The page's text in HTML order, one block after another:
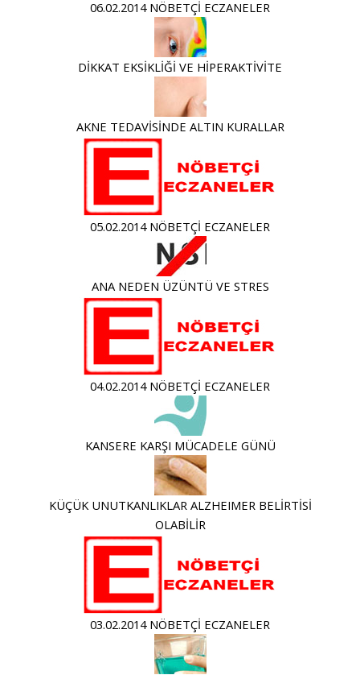
06.02.2014 NÖBETÇİ ECZANELER
DİKKAT EKSİKLİĞİ VE HİPERAKTİVİTE
AKNE TEDAVİSİNDE ALTIN KURALLAR
05.02.2014 NÖBETÇİ ECZANELER
ANA NEDEN ÜZÜNTÜ VE STRES
04.02.2014 NÖBETÇİ ECZANELER
KANSERE KARŞI MÜCADELE GÜNÜ
KÜÇÜK UNUTKANLIKLAR ALZHEIMER BELİRTİSİ
OLABİLİR
03.02.2014 NÖBETÇİ ECZANELER